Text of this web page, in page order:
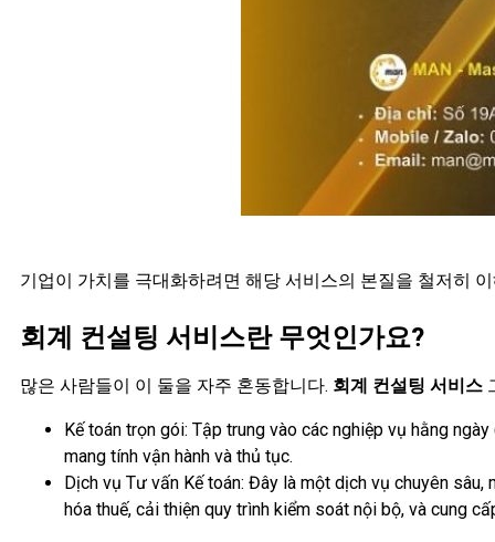
기업이 가치를 극대화하려면 해당 서비스의 본질을 철저히
회계 컨설팅 서비스란 무엇인가요?
많은 사람들이 이 둘을 자주 혼동합니다. 회계 컨설팅 서비스
Kế toán trọn gói: Tập trung vào các nghiệp vụ hằng
mang tính vận hành và thủ tục.
Dịch vụ Tư vấn Kế toán: Đây là một dịch vụ chuyên
hóa thuế, cải thiện quy trình kiểm soát nội bộ, và cung